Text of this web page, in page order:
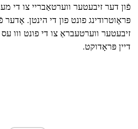
פֿון דער זיבעטער ווערטאַבריי צו די
פּראָוטרודינג פונט פון די הינטן. אָדער
זיבעטער ווערטעבראַ צו די פונט ווו
דיין פּראָדוקט.